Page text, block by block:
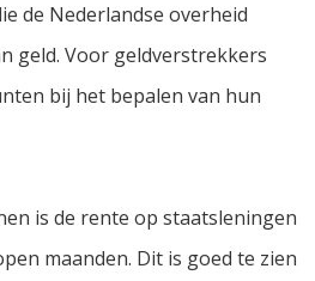
de Nederlandse overheid
geld. Voor geldverstrekkers
bij het bepalen van hun
is de rente op staatsleningen
maanden. Dit is goed te zien